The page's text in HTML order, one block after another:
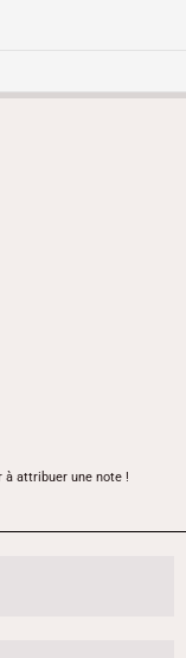
à attribuer une note !